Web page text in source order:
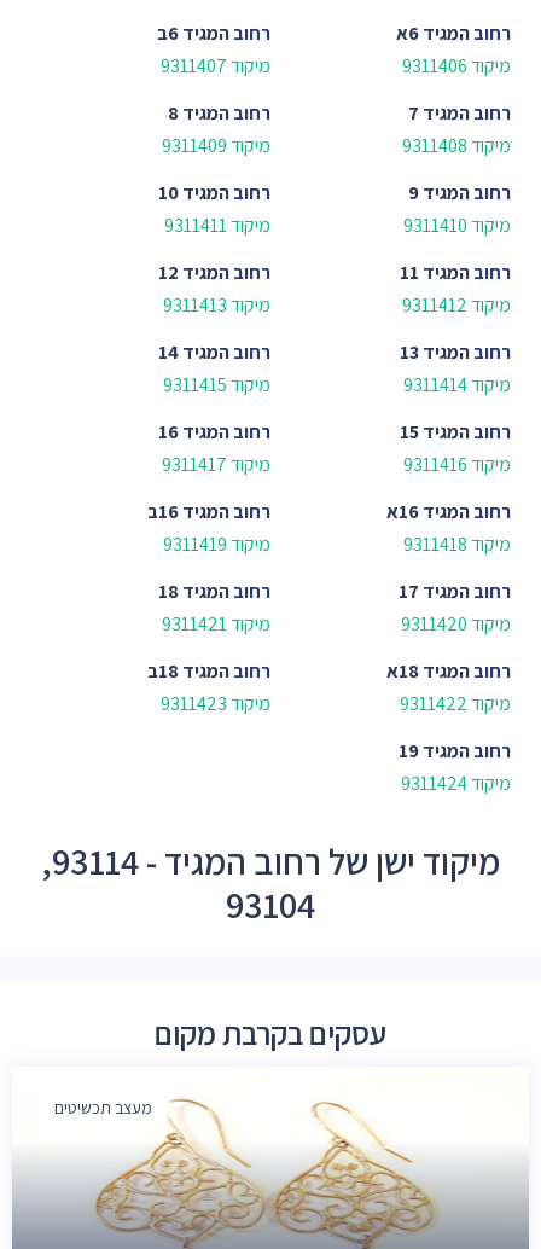
רחובהמגיד 6א
מיקוד 9311406
רחובהמגיד 6ב
מיקוד 9311407
רחובהמגיד 7
מיקוד 9311408
רחובהמגיד 8
מיקוד 9311409
רחובהמגיד 9
מיקוד 9311410
רחובהמגיד 10
מיקוד 9311411
רחובהמגיד 11
מיקוד 9311412
רחובהמגיד 12
מיקוד 9311413
רחובהמגיד 13
מיקוד 9311414
רחובהמגיד 14
מיקוד 9311415
רחובהמגיד 15
מיקוד 9311416
רחובהמגיד 16
מיקוד 9311417
רחובהמגיד 16א
מיקוד 9311418
רחובהמגיד 16ב
מיקוד 9311419
רחובהמגיד 17
מיקוד 9311420
רחובהמגיד 18
מיקוד 9311421
רחובהמגיד 18א
מיקוד 9311422
רחובהמגיד 18ב
מיקוד 9311423
רחובהמגיד 19
מיקוד 9311424
מיקוד ישן של רחוב המגיד - 93114,
93104
עסקים בקרבת מקום
מעצב תכשיטים